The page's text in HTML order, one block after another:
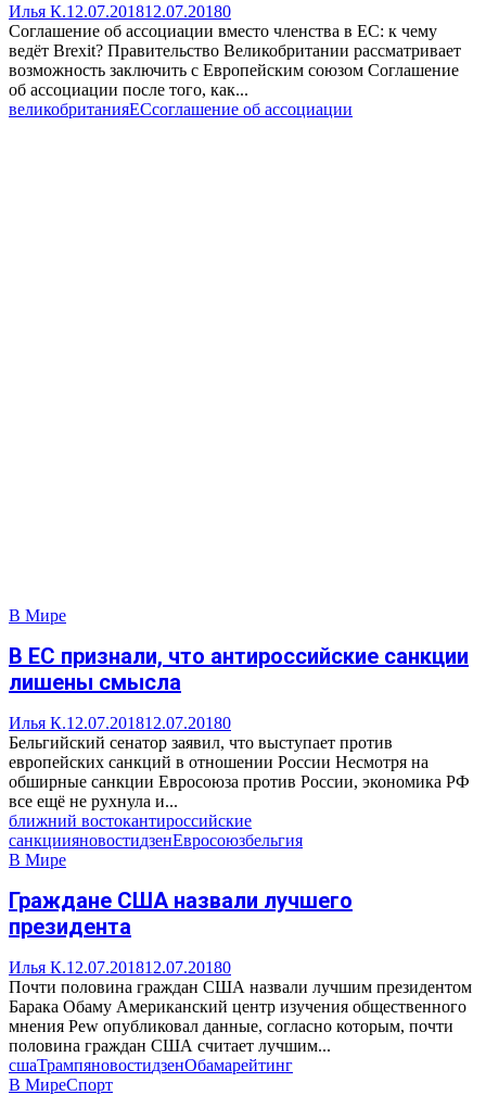
Илья К.12.07.201812.07.20180
Соглашение об ассоциации вместо членства в ЕС: к чему
ведёт Brexit? Правительство Великобритании рассматривает
возможность заключить с Европейским союзом Соглашение
об ассоциации после того, как...
великобританияЕСсоглашение об ассоциации
В Мире
В ЕС признали, что антироссийские санкции
лишены смысла
Илья К.12.07.201812.07.20180
Бельгийский сенатор заявил, что выступает против
европейских санкций в отношении России Несмотря на
обширные санкции Евросоюза против России, экономика РФ
все ещё не рухнула и...
ближний востокантироссийские
санкциияновостидзенЕвросоюзбельгия
В Мире
Граждане США назвали лучшего
президента
Илья К.12.07.201812.07.20180
Почти половина граждан США назвали лучшим президентом
Барака Обаму Американский центр изучения общественного
мнения Pew опубликовал данные, согласно которым, почти
половина граждан США считает лучшим...
сшаТрампяновостидзенОбамарейтинг
В МиреСпорт